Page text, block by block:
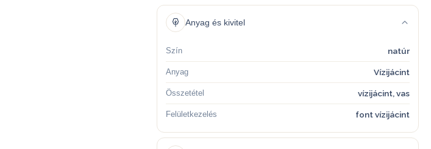
Anyag és kivitel
Szín natúr
Anyag Vízijácint
Összetétel vízijácint, vas
Felületkezelés font vízijácint